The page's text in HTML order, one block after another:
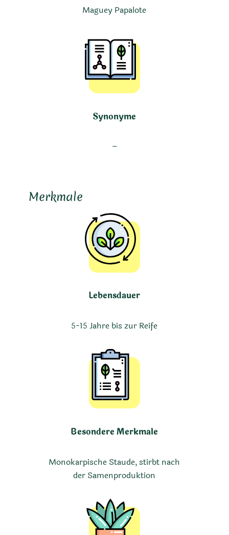
Maguey Papalote
Synonyme
–
Merkmale
Lebensdauer
5-15 Jahre bis zur Reife
Besondere Merkmale
Monokarpische Staude, stirbt nach
der Samenproduktion